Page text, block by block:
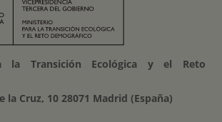
la Transición Ecológica y el Reto
la Cruz, 10 28071 Madrid (España)